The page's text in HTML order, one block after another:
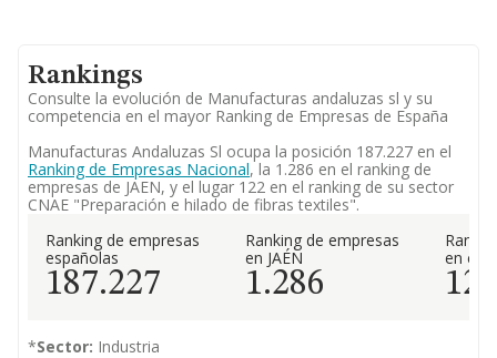
Rankings
Consulte la evolución de Manufacturas andaluzas sl y su
competencia en el mayor Ranking de Empresas de España
Manufacturas Andaluzas Sl ocupa la posición 187.227 en el
Ranking de Empresas Nacional, la 1.286 en el ranking de
empresas de JAEN, y el lugar 122 en el ranking de su sector
CNAE "Preparación e hilado de fibras textiles".
Ranking de empresas
españolas
187.227
Ranking de empresas
en JAÉN
1.286
en el
122
*Sector: Industria